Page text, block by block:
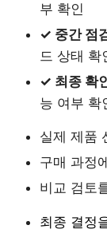
부 확인
✓ 중간 점
드 상태 확
✓ 최종 확
능 여부 확
실제 제품
구매 과정
비교 검토
최종 결정